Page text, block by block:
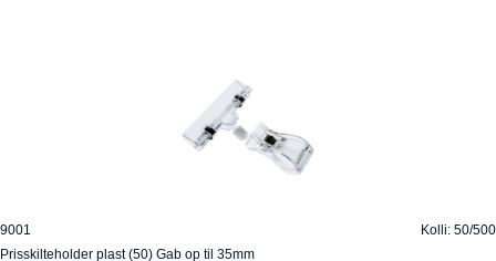
9001
Kolli: 50/500
Prisskilteholder plast (50) Gab op til 35mm